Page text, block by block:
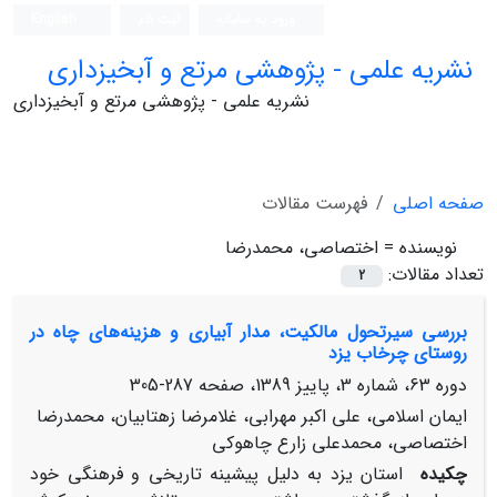
نشریه علمی - پژوهشی مرتع و آبخیزداری
نشریه علمی - پژوهشی مرتع و آبخیزداری
صفحه اصلی
فهرست مقالات
نویسنده = اختصاصی، محمدرضا
تعداد مقالات:
2
بررسی سیرتحول مالکیت، مدار آبیاری و هزینه‌های چاه در
روستای چرخاب یزد
دوره 63، شماره 3، پاییز 1389، صفحه
287-305
ایمان اسلامی، علی اکبر مهرابی، غلامرضا زهتابیان، محمدرضا
اختصاصی، محمدعلی زارع چاهوکی
چکیده
استان یزد به دلیل پیشینه تاریخی و فرهنگی خود